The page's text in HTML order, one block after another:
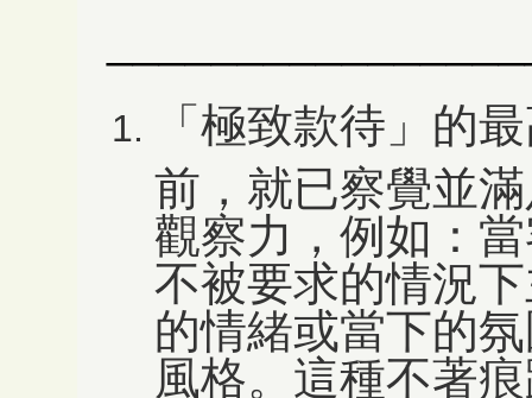
「極致款待」的
前，就已察覺並
觀察力，例如：
不被要求的情況
的情緒或當下的
風格。這種不著